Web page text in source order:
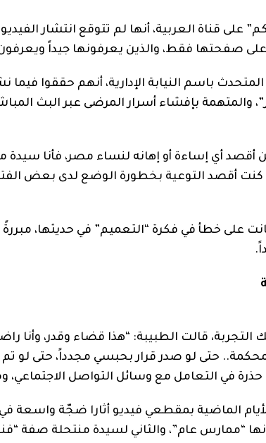
على قناة العربية، أنها لم تتوقع انتشار
صفحتها فقط، والذين يعرفونها جيداً
باسم النيابة الإدارية، أنهم حققوا
والمتهمة بإفشاء أسرار المرضى عبر البث
أقصد أي إساءة أو إهانه لنساء مصر، فأنا
أقصد التوعية بخطورة الوضع لدى بعض
على خطأ في فكرة “التعميم” في حديثها، مبررةً
قالت الطبيبة: “هذا قضاء وقدر، وأنا
حتى لو صدر قرار بحبسي مجدداً، حتى لو
في التعامل مع وسائل التواصل الاجتماعي،
الماضية بمقطعي فيديو أثارا ضجّة واسعة
“ممارس عام”، والثاني لسيدة منتحلة صفة